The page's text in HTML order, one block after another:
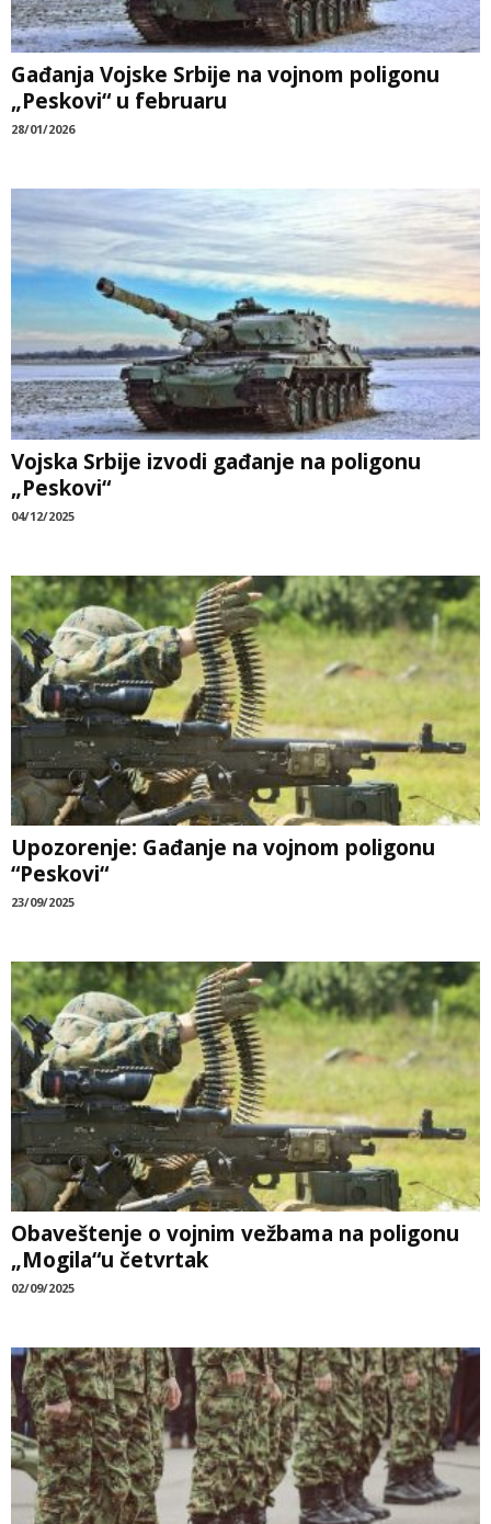
Gađanja Vojske Srbije na vojnom poligonu
„Peskovi“ u februaru
28/01/2026
Vojska Srbije izvodi gađanje na poligonu
„Peskovi“
04/12/2025
Upozorenje: Gađanje na vojnom poligonu
“Peskovi“
23/09/2025
Obaveštenje o vojnim vežbama na poligonu
„Mogila“u četvrtak
02/09/2025